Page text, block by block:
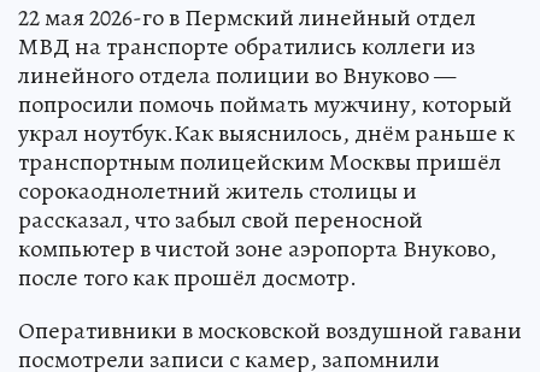
22 мая 2026-го в Пермский линейный отдел
МВД на транспорте обратились коллеги из
линейного отдела полиции во Внуково —
попросили помочь поймать мужчину, который
украл ноутбук.Как выяснилось, днём раньше к
транспортным полицейским Москвы пришёл
сорокаоднолетний житель столицы и
рассказал, что забыл свой переносной
компьютер в чистой зоне аэропорта Внуково,
после того как прошёл досмотр.
Оперативники в московской воздушной гавани
посмотрели записи с камер, запомнили